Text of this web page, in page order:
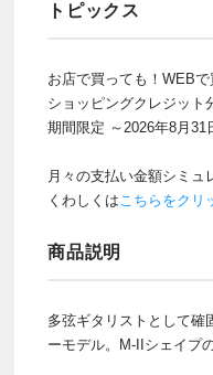
トピックス
お店で買っても！WEB
ショッピングクレジット
期間限定 ～2026年8月31
月々の支払い金額シミュ
くわしくはこちらをクリ
商品説明
多弦ギタリストとして確
ーモデル。M-IIシェイプ